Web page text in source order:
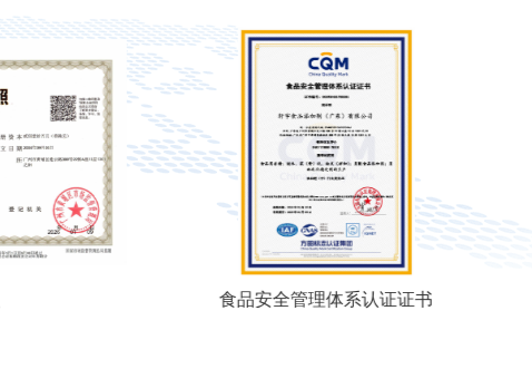
食品安全管理体系认证证书